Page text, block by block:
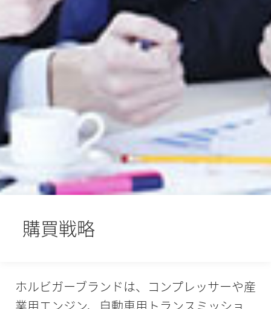
購買戦略
ホルビガーブランドは、コンプレッサーや産
業用エンジン、自動車用トランスミッショ